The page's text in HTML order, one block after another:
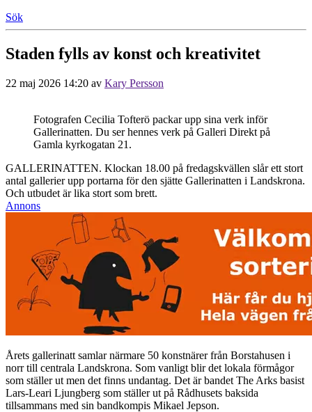
Sök
Staden fylls av konst och kreativitet
22 maj 2026 14:20 av Kary Persson
Fotografen Cecilia Tofterö packar upp sina verk inför
Gallerinatten. Du ser hennes verk på Galleri Direkt på
Gamla kyrkogatan 21.
GALLERINATTEN. Klockan 18.00 på fredagskvällen slår ett stort
antal gallerier upp portarna för den sjätte Gallerinatten i Landskrona.
Och utbudet är lika stort som brett.
Annons
Årets gallerinatt samlar närmare 50 konstnärer från Borstahusen i
norr till centrala Landskrona. Som vanligt blir det lokala förmågor
som ställer ut men det finns undantag. Det är bandet The Arks basist
Lars-Leari Ljungberg som ställer ut på Rådhusets baksida
tillsammans med sin bandkompis Mikael Jepson.